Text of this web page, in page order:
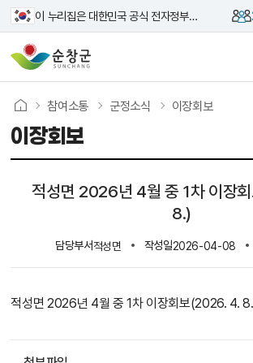
이 누리집은 대한민국 공식 전자정부 누리집입니다.
이장회보
참여소통 군정소식 이장회보
적성면 2026년 4월 중 1차 이장
8.)
담당부서적성면 작성일2026-04-08
적성면 2026년 4월 중 1차 이장회보(2026. 4.